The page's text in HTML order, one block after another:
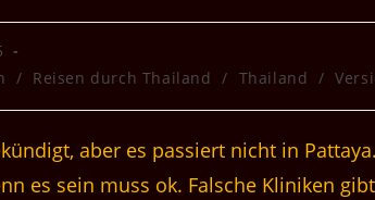
/ Reisen durch Thailand / Thailand /
aber es passiert nicht in
es sein muss ok. Falsche Kliniken